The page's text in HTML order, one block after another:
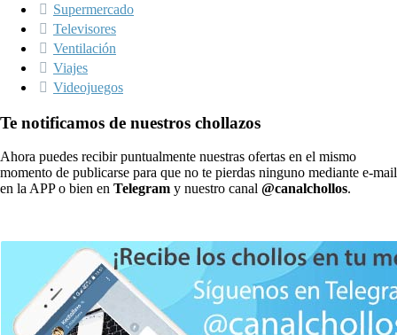
Supermercado
Televisores
Ventilación
Viajes
Videojuegos
Te notificamos de nuestros chollazos
Ahora puedes recibir puntualmente nuestras ofertas en el mismo
momento de publicarse para que no te pierdas ninguno mediante e-mail
en la APP o bien en Telegram y nuestro canal @canalchollos.